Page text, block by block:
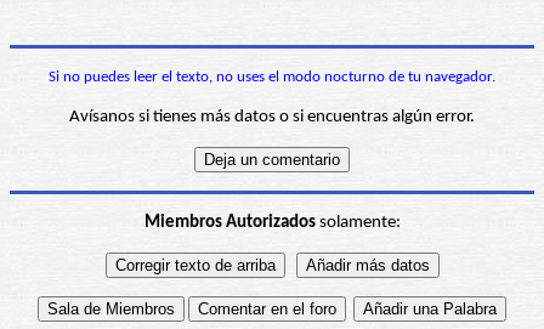
Si no puedes leer el texto, no uses el modo nocturno de tu navegador.
Avísanos si tienes más datos o si encuentras algún error.
Miembros Autorizadossolamente: